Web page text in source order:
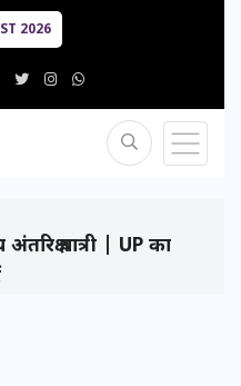
2026
यात्री | UP का